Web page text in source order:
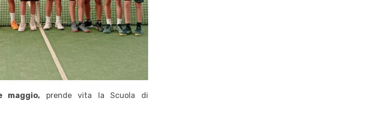
maggio, prende vita la Scuola di